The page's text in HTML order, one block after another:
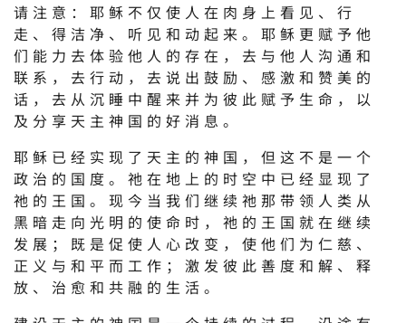
请注意：耶稣不仅使人在肉身上看见、行
走、得洁净、听见和动起来。耶稣更赋予他
们能力去体验他人的存在，去与他人沟通和
联系，去行动，去说出鼓励、感激和赞美的
话，去从沉睡中醒来并为彼此赋予生命，以
及分享天主神国的好消息。
耶稣已经实现了天主的神国，但这不是一个
政治的国度。祂在地上的时空中已经显现了
祂的王国。现今当我们继续祂那带领人类从
黑暗走向光明的使命时，祂的王国就在继续
发展；既是促使人心改变，使他们为仁慈、
正义与和平而工作；激发彼此善度和解、释
放、治愈和共融的生活。